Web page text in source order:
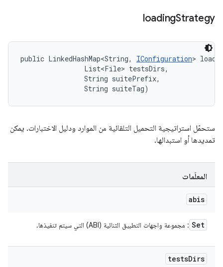
loadingStrategy
public LinkedHashMap<String, IConfiguration>
                List<File> testsDirs,
                String suitePrefix,
                String suiteTag)
ستحمّل استراتيجية التحميل التلقائية من الموارد ودليل الاختبارات. يمكن
تمديدها أو استبدالها.
المعلَمات
abis
Set : مجموعة واجهات التطبيق الثنائية (ABI) التي سيتم تنفيذها.
testsDirs